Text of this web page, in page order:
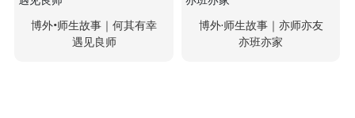
博外•师生故事｜何其有幸
遇见良师
博外·师生故事｜亦师亦友
亦班亦家